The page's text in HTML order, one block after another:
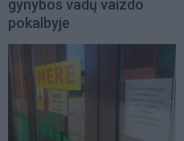
gynybos vadų vaizdo
pokalbyje